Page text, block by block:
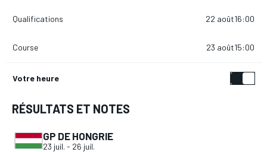
Qualifications 22 août16:00
Course 23 août15:00
Votre heure
RÉSULTATS ET NOTES
GP DE HONGRIE
23 juil. - 26 juil.